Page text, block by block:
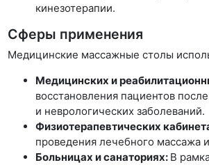
кинезотерапии.
Сферы применения
Медицинские массажные столы
Медицинских и
восстановления пациентов
и неврологических заболеваний.
Физиотерапевтических
проведения лечебного массажа
Больницах и санаториях: В